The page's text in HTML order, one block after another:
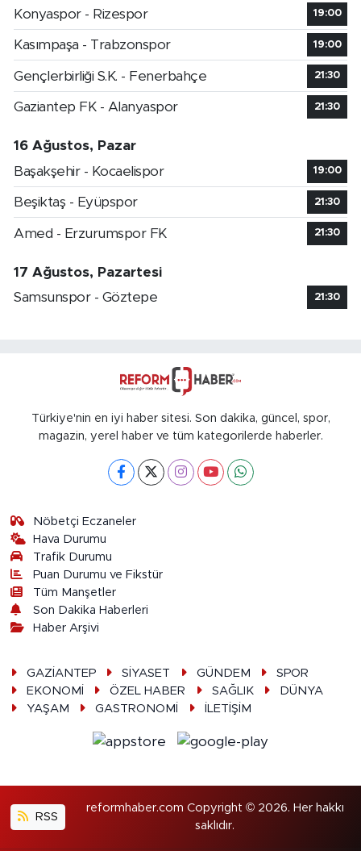
Konyaspor - Rizespor
19:00
Kasımpaşa - Trabzonspor 19:00
Gençlerbirliği S.K. - Fenerbahçe 21:30
Gaziantep FK - Alanyaspor 21:30
16 Ağustos, Pazar
Başakşehir - Kocaelispor
19:00
Beşiktaş - Eyüpspor 21:30
Amed - Erzurumspor FK 21:30
17 Ağustos, Pazartesi
Samsunspor - Göztepe
21:30
Türkiye'nin en iyi haber sitesi. Son dakika, güncel, spor,
magazin, yerel haber ve tüm kategorilerde haberler.
Nöbetçi Eczaneler
Hava Durumu
Trafik Durumu
Puan Durumu ve Fikstür
Tüm Manşetler
Son Dakika Haberleri
Haber Arşivi
GAZİANTEP SİYASET GÜNDEM
SPOR
EKONOMİ
ÖZEL HABER SAĞLIK
DÜNYA
YAŞAM
GASTRONOMİ İLETİŞİM
RSS
reformhaber.com Copyright © 2026. Her hakkı
saklıdır.